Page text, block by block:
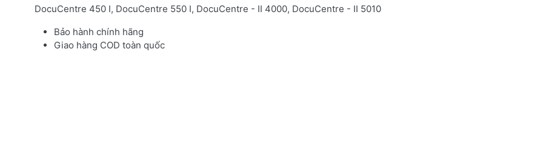
DocuCentre 450 I, DocuCentre 550 I, DocuCentre - II 4000, DocuCentre - II 5010
Bảo hành chính hãng
Giao hàng COD toàn quốc